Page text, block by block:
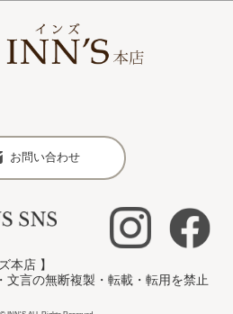
お問い合わせ
本店 】
文言の無断複製・転載・転用を禁止